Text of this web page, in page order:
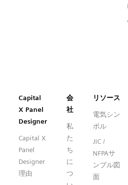
Capital™ X Panel Designer
Capital
X Panel
Designer
Capital X
Panel
Designer
理由
会
社
私
た
ち
に
つ
リソース
電気シン
ボル
JIC /
NFPAサ
ンプル図
面